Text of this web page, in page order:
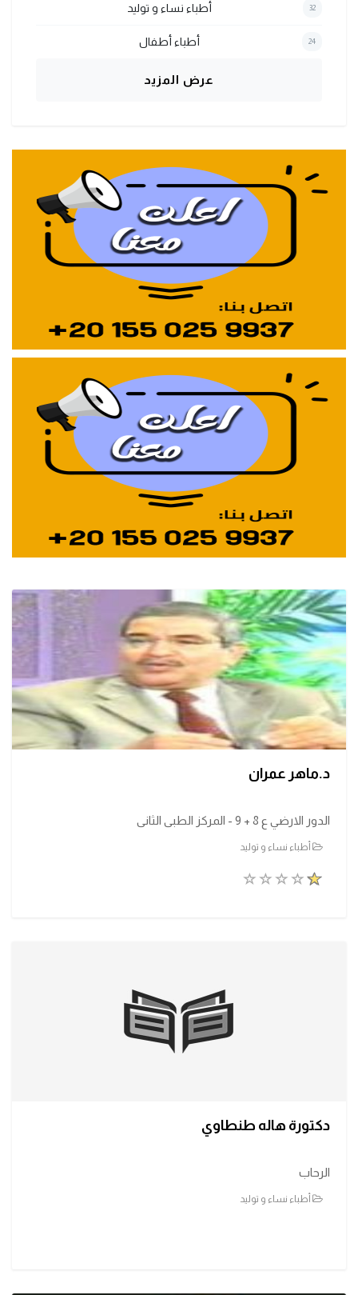
أطباء نساء و توليد 32
أطباء أطفال 24
عرض المزيد
د.ماهر عمران
الدور الارضي ع 8 + 9 - المركز الطبى الثانى
أطباء نساء و توليد
دكتورة هاله طنطاوي
الرحاب
أطباء نساء و توليد